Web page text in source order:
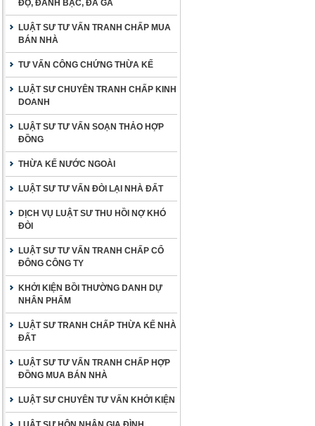
ĐỘ, ĐÁNH BẠC, ĐÁ GÀ
LUẬT SƯ TƯ VẤN TRANH CHẤP MUA
BÁN NHÀ
TƯ VẤN CÔNG CHỨNG THỪA KẾ
LUẬT SƯ CHUYÊN TRANH CHẤP KINH
DOANH
LUẬT SƯ TƯ VẤN SOẠN THẢO HỢP
ĐỒNG
THỪA KẾ NƯỚC NGOÀI
LUẬT SƯ TƯ VẤN ĐÒI LẠI NHÀ ĐẤT
DỊCH VỤ LUẬT SƯ THU HỒI NỢ KHÓ
ĐÒI
LUẬT SƯ TƯ VẤN TRANH CHẤP CỔ
ĐÔNG CÔNG TY
KHỞI KIỆN BỒI THƯỜNG DANH DỰ
NHÂN PHẨM
LUẬT SƯ TRANH CHẤP THỪA KẾ NHÀ
ĐẤT
LUẬT SƯ TƯ VẤN TRANH CHẤP HỢP
ĐỒNG MUA BÁN NHÀ
LUẬT SƯ CHUYÊN TƯ VẤN KHỞI KIỆN